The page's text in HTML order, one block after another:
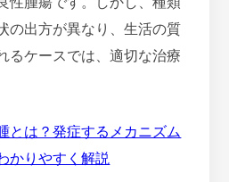
の出方が異なり、生活の質
るケースでは、適切な治療
とは？発症するメカニズム
かりやすく解説